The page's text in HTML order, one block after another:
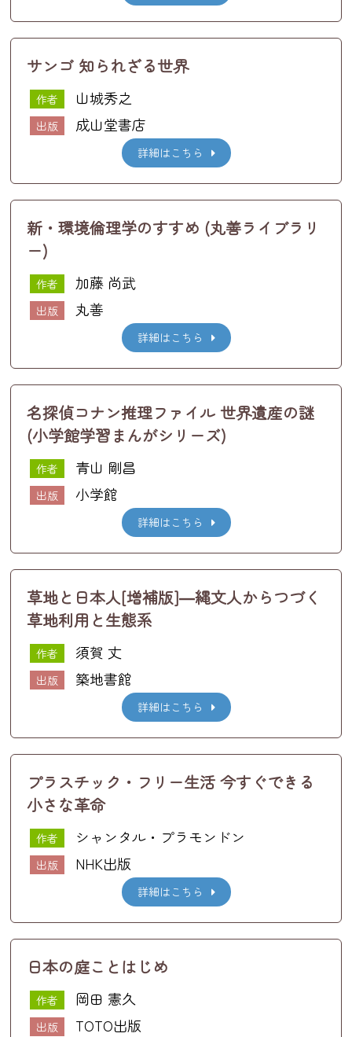
サンゴ 知られざる世界
作者 山城秀之
出版 成山堂書店
詳細はこちら
新・環境倫理学のすすめ (丸善ライブラリ
ー)
作者 加藤 尚武
出版 丸善
詳細はこちら
名探偵コナン推理ファイル 世界遺産の謎
(小学館学習まんがシリーズ)
作者 青山 剛昌
出版 小学館
詳細はこちら
草地と日本人[増補版]―縄文人からつづく
草地利用と生態系
作者 須賀 丈
出版 築地書館
詳細はこちら
プラスチック・フリー生活 今すぐできる
小さな革命
作者 シャンタル・プラモンドン
出版 NHK出版
詳細はこちら
日本の庭ことはじめ
作者 岡田 憲久
出版 TOTO出版